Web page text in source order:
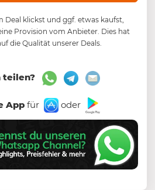
Deal klickst und ggf. etwas kaufst,
Provision vom Anbieter. Dies hat
die Qualität unserer Deals.
teilen?
Appfür oder